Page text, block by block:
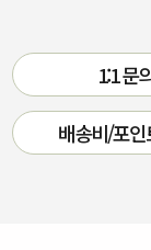
1:1 문
배송비/포